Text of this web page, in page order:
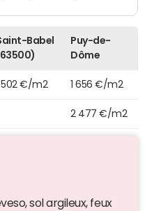
Babel
Puy-de-
Dôme
1 502 €/m2 1 656 €/m2
2 477 €/m2
sol argileux, feux